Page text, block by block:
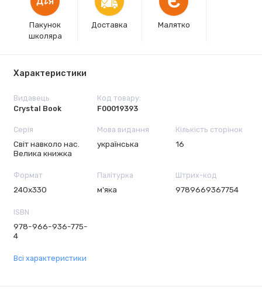
Пакунок
школяра
Доставка Малятко
Характеристики
Видавець
Crystal Book
Код товару:
F00019393
Серія
Світ навколо нас.
Велика книжка
Мова видання
українська
Кількість сторінок
16
Формат
240х330
Палітурка
м'яка
Штрих-код
9789669367754
ISBN
978-966-936-775-
4
Всі характеристики